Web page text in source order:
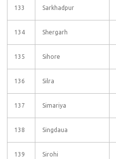
133 Sarkhadpur
134 Shergarh
135 Sihore
136 Silra
137 Simariya
138 Singdaua
139 Sirohi